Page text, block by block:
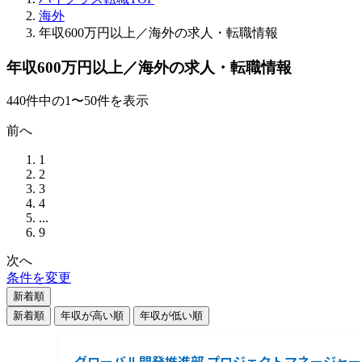
海外
年収600万円以上／海外の求人・転職情報
年収600万円以上／海外の求人・転職情報
440件中の1〜50件を表示
前へ
1
2
3
4
...
9
次へ
条件を変更
新着順
新着順
年収が高い順 年収が低い順